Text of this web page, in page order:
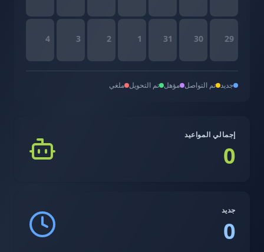
29
30
31
1
2
3
4
جديد تم التواصل مؤهل تم التحويل ملغي
إجمالي المواعيد
0
جديد
0